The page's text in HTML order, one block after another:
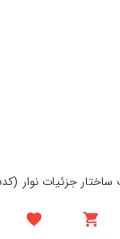
جزئیات نوار (کد168555)